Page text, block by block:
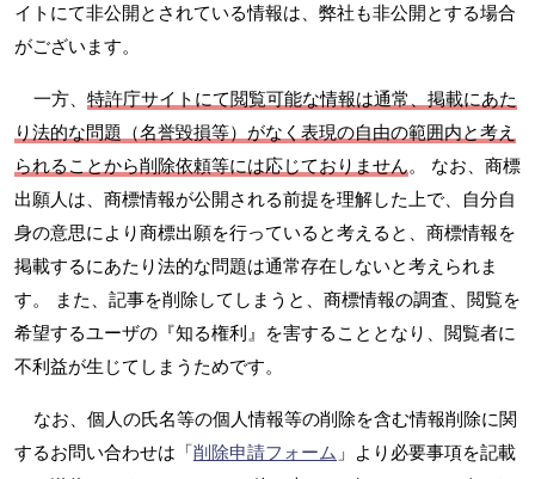
イトにて非公開とされている情報は、弊社も非公開とする場合
がございます。
一方、 特許庁サイトにて閲覧可能な情報は通常、掲載にあた
り法的な問題（名誉毀損等）がなく表現の自由の範囲内と考え
られることから削除依頼等には応じておりません。 なお、商標
出願人は、商標情報が公開される前提を理解した上で、自分自
身の意思により商標出願を行っていると考えると、商標情報を
掲載するにあたり法的な問題は通常存在しないと考えられま
す。 また、記事を削除してしまうと、商標情報の調査、閲覧を
希望するユーザの『知る権利』を害することとなり、閲覧者に
不利益が生じてしまうためです。
なお、個人の氏名等の個人情報等の削除を含む情報削除に関
するお問い合わせは「削除申請フォーム 」より必要事項を記載